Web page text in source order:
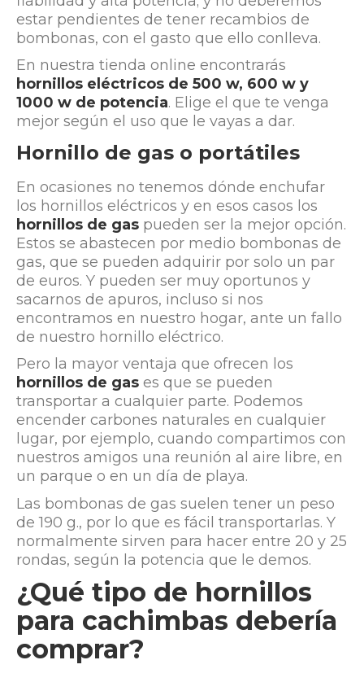
estar pendientes de tener recambios de
bombonas, con el gasto que ello conlleva.
En nuestra tienda online encontrarás
hornillos eléctricos de 500 w, 600 w y
1000 w de potencia. Elige el que te venga
mejor según el uso que le vayas a dar.
Hornillo de gas o portátiles
En ocasiones no tenemos dónde enchufar
los hornillos eléctricos y en esos casos los
hornillos de gas pueden ser la mejor opción.
Estos se abastecen por medio bombonas de
gas, que se pueden adquirir por solo un par
de euros. Y pueden ser muy oportunos y
sacarnos de apuros, incluso si nos
encontramos en nuestro hogar, ante un fallo
de nuestro hornillo eléctrico.
Pero la mayor ventaja que ofrecen los
hornillos de gas es que se pueden
transportar a cualquier parte. Podemos
encender carbones naturales en cualquier
lugar, por ejemplo, cuando compartimos con
nuestros amigos una reunión al aire libre, en
un parque o en un día de playa.
Las bombonas de gas suelen tener un peso
de 190 g., por lo que es fácil transportarlas. Y
normalmente sirven para hacer entre 20 y 25
rondas, según la potencia que le demos.
¿Qué tipo de hornillos
para cachimbas debería
comprar?